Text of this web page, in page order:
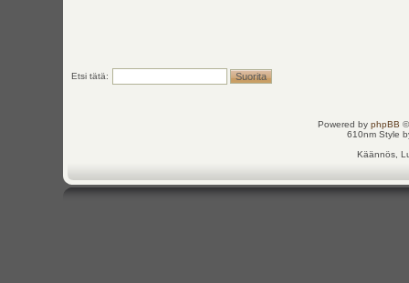
Etsi tätä:
Powered by phpBB
610nm Style
Käännös,